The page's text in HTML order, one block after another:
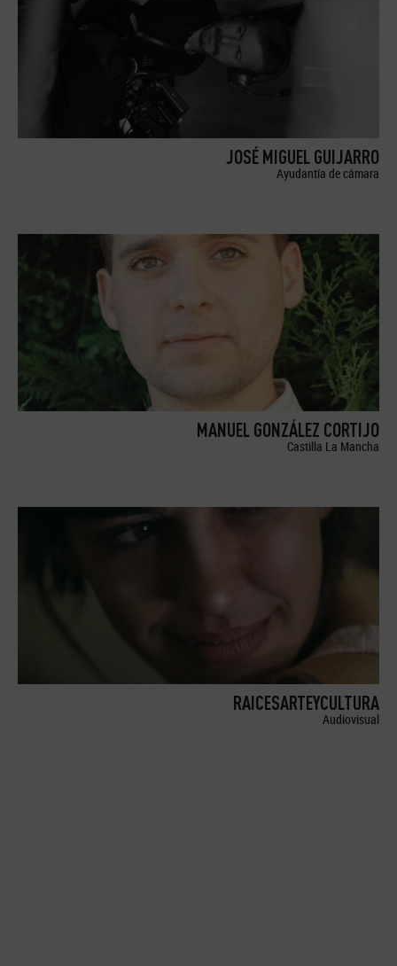
JOSÉ MIGUEL GUIJARRO
Ayudantía de cámara
MANUEL GONZÁLEZ CORTIJO
Castilla La Mancha
RAICESARTEYCULTURA
Audiovisual